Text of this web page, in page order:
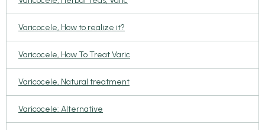
Varicocele, How to realize it?
Varicocele, How To Treat Varic
Varicocele, Natural treatment
Varicocele: Alternative